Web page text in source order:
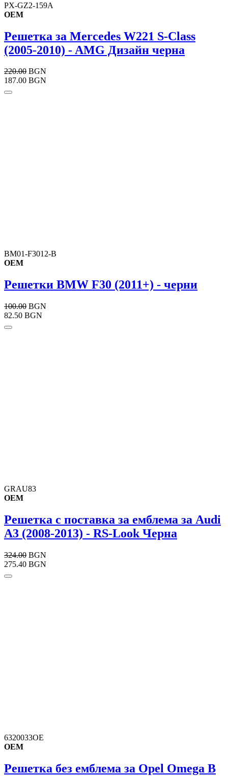
PX-GZ2-159A
OEM
Решетка за Mercedes W221 S-Class
(2005-2010) - AMG Дизайн черна
220.00 BGN
187.00 BGN
BM01-F3012-B
OEM
Решетки BMW F30 (2011+) - черни
100.00 BGN
82.50 BGN
GRAU83
OEM
Решетка с поставка за емблема за Audi
A3 (2008-2013) - RS-Look Черна
324.00 BGN
275.40 BGN
6320033OE
OEM
Решетка без емблема за Opel Omega B